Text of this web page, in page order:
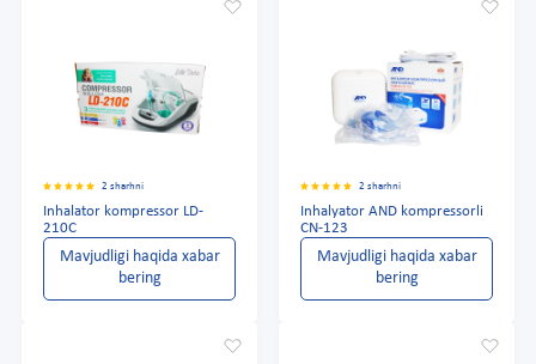
2 sharhni
Inhalator kompressor LD-
210C
Mavjudligi haqida xabar
bering
2 sharhni
Inhalyator AND kompressorli
CN-123
Mavjudligi haqida xabar
bering